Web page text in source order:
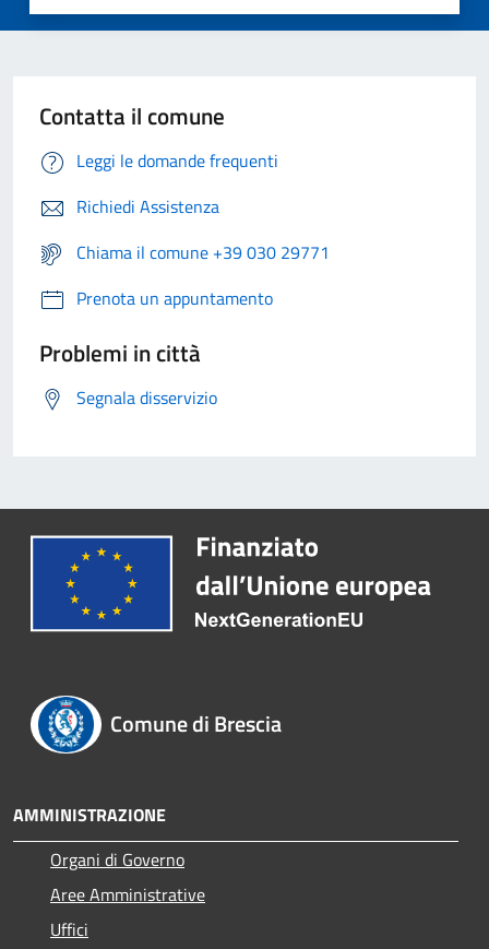
Contatta il comune
Leggi le domande frequenti
Richiedi Assistenza
Chiama il comune +39 030 29771
Prenota un appuntamento
Problemi in città
Segnala disservizio
Comune di Brescia
AMMINISTRAZIONE
Organi di Governo
Aree Amministrative
Uffici